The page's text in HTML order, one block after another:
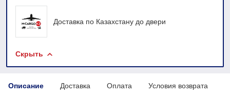
Доставка по Казахстану до двери
Скрыть
Описание Доставка Оплата Условия возврата